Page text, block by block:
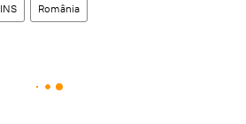
INS România